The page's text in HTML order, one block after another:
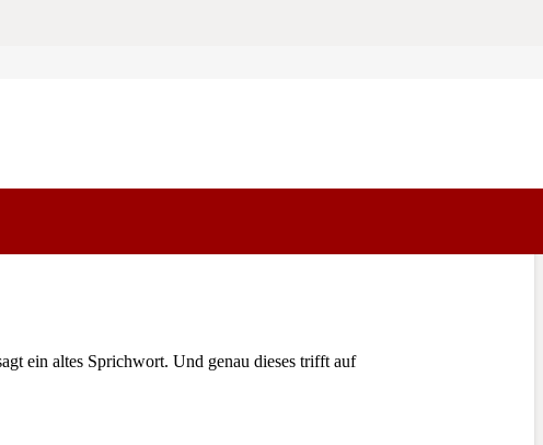
ein altes Sprichwort. Und genau dieses trifft auf